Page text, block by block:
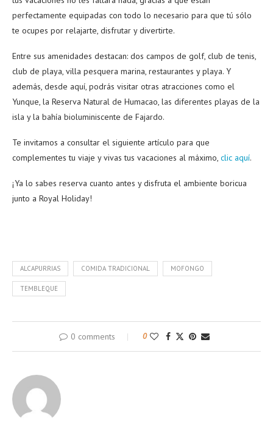
perfectamente equipadas con todo lo necesario para que tú sólo
te ocupes por relajarte, disfrutar y divertirte.
Entre sus amenidades destacan: dos campos de golf, club de tenis,
club de playa, villa pesquera marina, restaurantes y playa. Y
además, desde aquí, podrás visitar otras atracciones como el
Yunque, la Reserva Natural de Humacao, las diferentes playas de la
isla y la bahía bioluminiscente de Fajardo.
Te invitamos a consultar el siguiente artículo para que
complementes tu viaje y vivas tus vacaciones al máximo, clic aquí.
¡Ya lo sabes reserva cuanto antes y disfruta el ambiente boricua
junto a Royal Holiday!
ALCAPURRIAS COMIDA TRADICIONAL MOFONGO
TEMBLEQUE
0 comments 0